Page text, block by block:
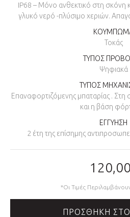
IP68 – Μόνο ανθεκτικό στη σκόνη
γλυκό νερό -πλύσιμο χεριών.
Τοκάς
ΤΥΠΟΣ
Ψηφιακά
ΤΥΠΟΣ
Επαναφορτιζόμενης μπαταρίας . Στη
και η βάση
ΕΓΓΥΗΣΗ
2 έτη της επίσημης
*Οι Τιμές
ΠΡΟΣΘΉΚΗ